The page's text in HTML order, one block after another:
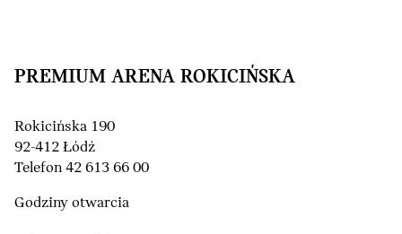
PREMIUM ARENA ROKICIŃSKA
Rokicińska 190
92-412 Łódź
Telefon 42 613 66 00
Godziny otwarcia